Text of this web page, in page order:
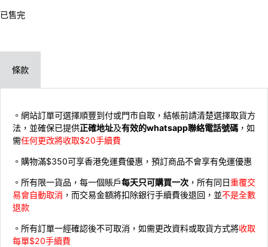
已售完
條款
。網站訂單可選擇順豐到付或門市自取，結帳前請清楚選擇取貨方
法，並確保已提供正確地址及有效的whatsapp聯絡電話號碼 ，如
需任何更改將收取$20手續費
。購物滿$350可享香港免運費優惠，預訂商品不會享有免運優惠
。所有限一貨品，每一個賬戶每天只可購買一次 ，所有同日重覆交
易會自動取消 ，而交易金額將扣除銀行手續費後退回，並不是全數
退款
。所有訂單一經確認後不可取消，如需更改資料或取貨方式將收取
每單$20手續費